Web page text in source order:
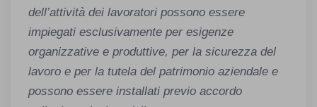
dell’attività dei lavoratori possono essere
impiegati esclusivamente per esigenze
organizzative e produttive, per la sicurezza del
lavoro e per la tutela del patrimonio aziendale e
possono essere installati previo accordo